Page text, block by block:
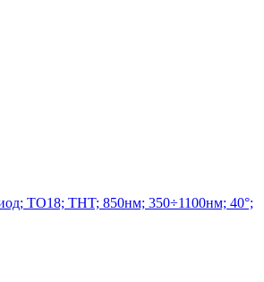
TO18; THT; 850нм; 350÷1100нм; 40°;